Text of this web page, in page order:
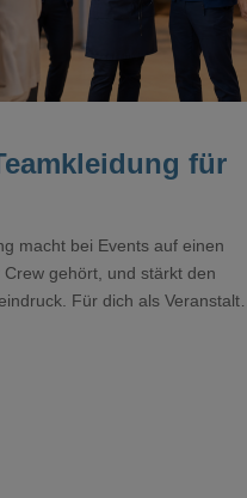
für
macht bei Events auf einen
gehört, und stärkt den
Für dich als Veranstalter
Bei Textilien mit Stickerei oder